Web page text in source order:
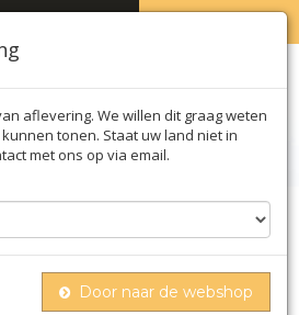
aflevering. We willen dit graag weten
tonen. Staat uw land niet in
met ons op via email.
Door naar de webshop